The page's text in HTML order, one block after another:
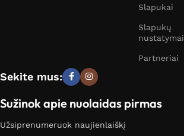
Slapukai
Slapukų
nustatymai
Partneriai
Sekite mus:
Sužinok apie nuolaidas pirmas
Užsiprenumeruok naujienlaiškį